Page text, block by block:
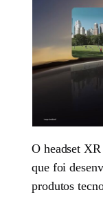
O headset
que foi
produtos